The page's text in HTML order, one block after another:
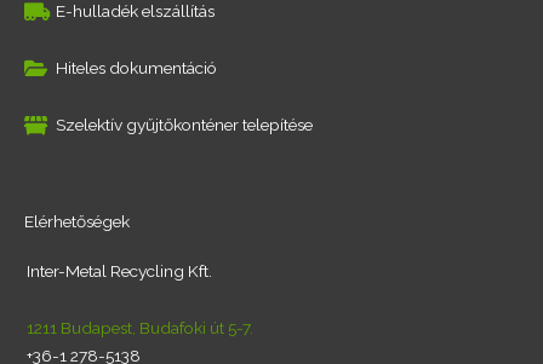
E-hulladék elszállítás
Hiteles dokumentáció
Szelektív gyűjtőkonténer telepítése
Elérhetőségek
Inter-Metal Recycling Kft.
1211 Budapest, Budafoki út 5-7.
+36-1 278-5138